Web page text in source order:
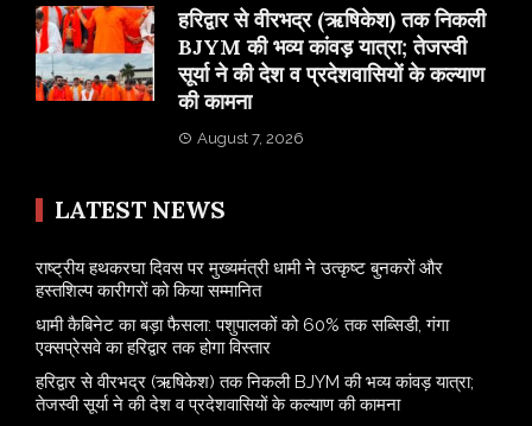
​हरिद्वार से वीरभद्र (ऋषिकेश) तक निकली
BJYM की भव्य कांवड़ यात्रा; तेजस्वी
सूर्या ने की देश व प्रदेशवासियों के कल्याण
की कामना
August 7, 2026
LATEST NEWS
राष्ट्रीय हथकरघा दिवस पर मुख्यमंत्री धामी ने उत्कृष्ट बुनकरों और
हस्तशिल्प कारीगरों को किया सम्मानित
​धामी कैबिनेट का बड़ा फैसला: पशुपालकों को 60% तक सब्सिडी, गंगा
एक्सप्रेसवे का हरिद्वार तक होगा विस्तार
​हरिद्वार से वीरभद्र (ऋषिकेश) तक निकली BJYM की भव्य कांवड़ यात्रा;
तेजस्वी सूर्या ने की देश व प्रदेशवासियों के कल्याण की कामना